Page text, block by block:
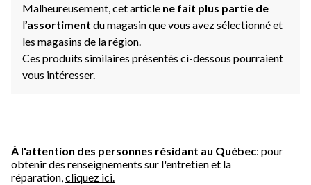
Malheureusement, cet article ne fait plus partie de
l’assortiment du magasin que vous avez sélectionné et
les magasins de la région.
Ces produits similaires présentés ci-dessous pourraient
vous intéresser.
À l'attention des personnes résidant au Québec: pour
obtenir des renseignements sur l'entretien et la
réparation, cliquez ici.